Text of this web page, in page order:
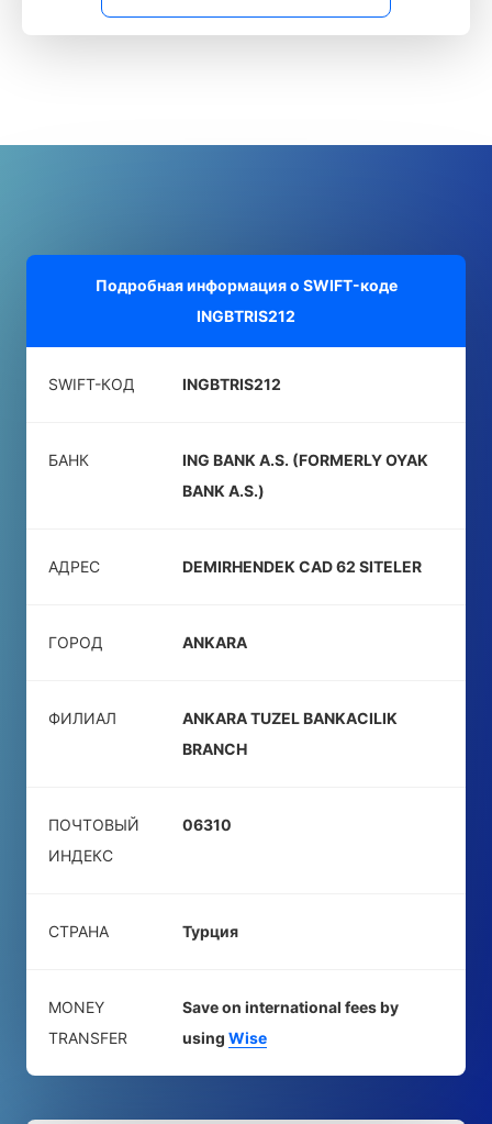
Подробная информация о SWIFT-коде
INGBTRIS212
SWIFT-КОД INGBTRIS212
БАНК
ING BANK A.S. (FORMERLY OYAK
BANK A.S.)
АДРЕС DEMIRHENDEK CAD 62 SITELER
ГОРОД ANKARA
ФИЛИАЛ
ANKARA TUZEL BANKACILIK
BRANCH
ПОЧТОВЫЙ
ИНДЕКС
06310
СТРАНА Турция
MONEY
TRANSFER
Save on international fees by
using Wise